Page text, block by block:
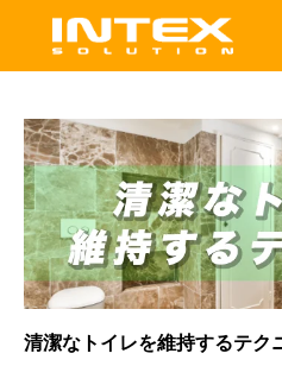
清潔なトイレを維持するテク